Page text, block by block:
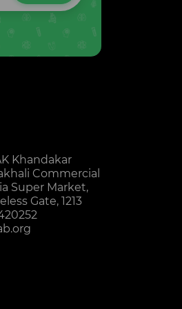
Khandakar
Commercial
Super Market,
Gate, 1213